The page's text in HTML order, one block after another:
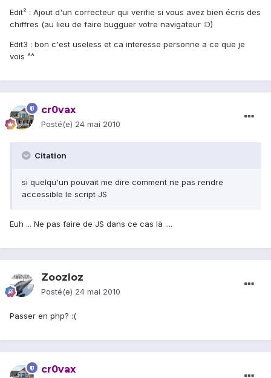
Edit² : Ajout d'un correcteur qui verifie si vous avez bien écris des
chiffres (au lieu de faire bugguer votre navigateur :D)
Edit3 : bon c'est useless et ca interesse personne a ce que je
vois ^^
cr0vax
Posté(e) 24 mai 2010
Citation
si quelqu'un pouvait me dire comment ne pas rendre
accessible le script JS
Euh ... Ne pas faire de JS dans ce cas là ....
Zoozloz
Posté(e) 24 mai 2010
Passer en php? :(
cr0vax